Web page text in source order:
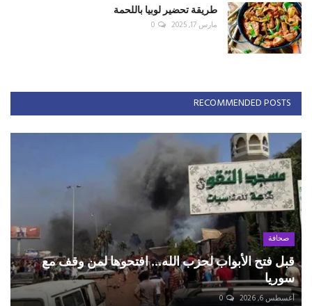
طريقة تحضير لوبيا باللحمة
مارس 17, 2025 0
RECOMMENDED POSTS
صحافة
قبل فتح الأبواب لحزب الله... افتحوها لمن وقف مع
سوريا
أغسطس 6, 2026 0